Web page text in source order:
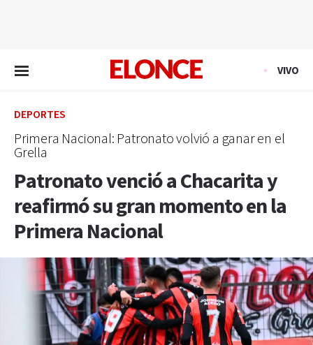
VIVO
DEPORTES
Primera Nacional: Patronato volvió a ganar en el
Grella
Patronato venció a Chacarita y
reafirmó su gran momento en la
Primera Nacional